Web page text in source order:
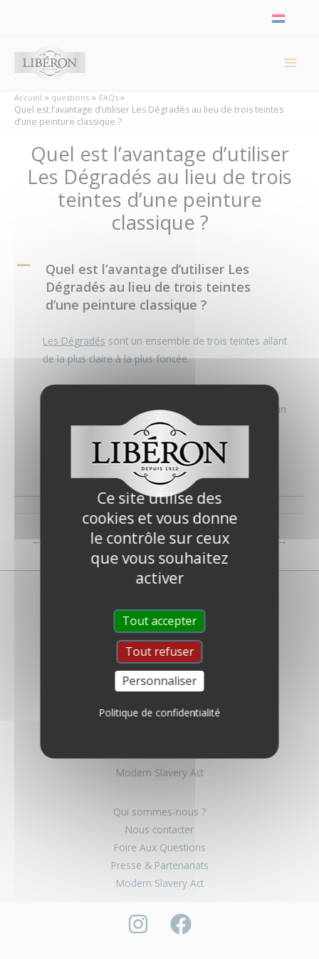
Accueil questions FAQs
Quel est l’avantage d’utiliser Les Dégradés au lieu de trois teintes
d’une peinture classique ?
Quel est l’avantage d’utiliser
Les Dégradés au lieu de trois
teintes d’une peinture
classique ?
A
Quel est l’avantage d’utiliser Les
Dégradés au lieu de trois teintes
d’une peinture classique ?
Les Dégradés sont un ensemble de trois teintes allant
de la plus claire à la plus foncée.
Cela vous permet de faciliter votre choix avec un
produit tout-en-un, et de combiner trois teintes sur un
support afin de créer un effet Tie and Dye, ou de ne
pas faire d’erreurs d’associations dans les teintes
← FAQ précédent FAQ suivant →
Nous contacter
Modern Slavery Act
Qui sommes-nous ?
Nous contacter
Foire Aux Questions
Presse & Partenariats
Modern Slavery Act
Ce site utilise des
cookies et vous donne
le contrôle sur ceux
que vous souhaitez
activer
Tout accepter
Tout refuser
Personnaliser
Politique de confidentialité